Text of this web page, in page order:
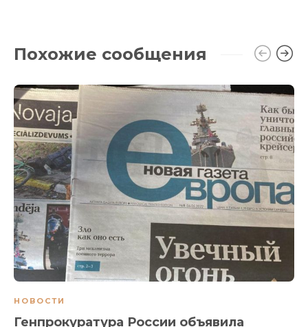
Похожие сообщения
НОВОСТИ
Генпрокуратура России объявила